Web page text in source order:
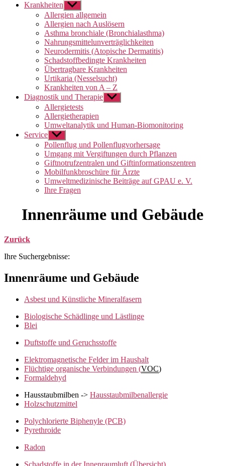
Krankheiten Untermenü
anzeigen
Allergien allgemein
Allergien nach Auslösern
Asthma bronchiale (Bronchialasthma)
Nahrungsmittelunverträglichkeiten
Neurodermitis (Atopische Dermatitis)
Schadstoffbedingte Krankheiten
Übertragbare Krankheiten
Urtikaria (Nesselsucht)
Krankheiten von A – Z
Diagnostik und Therapie Untermenü
anzeigen
Allergietests
Allergietherapien
Umweltanalytik und Human-Biomonitoring
Service Untermenü
anzeigen
Pollenflug und Pollenflugvorhersage
Umgang mit Vergiftungen durch Pflanzen
Giftnotrufzentralen und Giftinformationszentren
Mobilfunkbroschüre für Ärzte
Umweltmedizinische Beiträge auf GPAU e. V.
Ihre Fragen
Innenräume und Gebäude
Zurück
Ihre Suchergebnisse:
Innenräume und Gebäude
Asbest und Künstliche Mineralfasern
Biologische Schädlinge und Lästlinge
Blei
Duftstoffe und Geruchsstoffe
Elektromagnetische Felder im Haushalt
Flüchtige organische Verbindungen (VOC)
Formaldehyd
Hausstaubmilben -> Hausstaubmilbenallergie
Holzschutzmittel
Polychlorierte Biphenyle (PCB)
Pyrethroide
Radon
Schadstoffe in der Innenraumluft (Übersicht)